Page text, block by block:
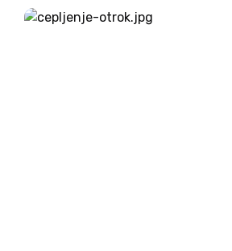
pozornost in podporo namenili
zahodni...